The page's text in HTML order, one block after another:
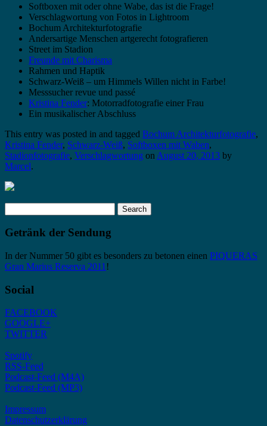
Softboxen mit oder ohne Wabe, das ist die Frage!
Verschlagwortung von Fotos in Lightroom
Bochum Architekturfotografie
Andersartige Menschen artgerecht fotografieren
Street im Stadion
Freunde mit Charisma
Rahmen und Haptik
Schwarz-Weiß – um Himmels Willen nicht in Farbe!
Messsucher revue und passé
Kristina Fender: Motorradfotografie einer Frau
Ein musikalischer Abschluss
This entry was posted in and tagged Bochum Architekturfotografie,
Kristina Fender, Schwarz-Weiß, Softboxen mit Waben,
Stadionfotografie, Verschlagwortung on August 20, 2013 by
Marcel.
for:
Getränk der Sendung
In der Nummer 50 gibt es besonders zu betonen einen PIQUERAS
Gran Marius Reserva 2011 !
Social
FACEBOOK
GOOGLE+
TWITTER
Spotify
RSS-Feed
Podcast-Feed (M4A)
Podcast-Feed (MP3)
Impressum
Datenschutzerklärung